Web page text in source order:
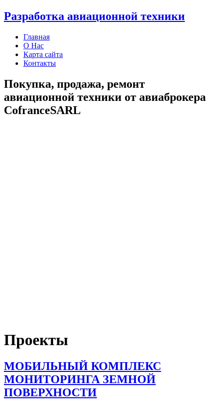
Разработка авиационной техники
Главная
О Нас
Карта сайта
Контакты
Покупка, продажа, ремонт
авиационной техники от авиаброкера
CofranceSARL
Проекты
МОБИЛЬНЫЙ КОМПЛЕКС
МОНИТОРИНГА ЗЕМНОЙ
ПОВЕРХНОСТИ